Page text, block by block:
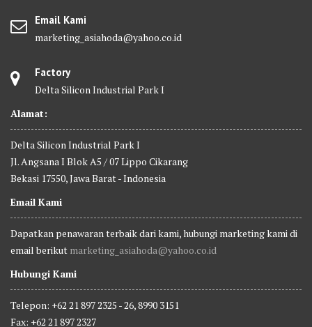
Email Kami
marketing_asiahoda@yahoo.co.id
Factory
Delta Silicon Industrial Park I
Alamat:
Delta Silicon Industrial Park I
Jl. Angsana I Blok A5 / 07 Lippo Cikarang
Bekasi 17550, Jawa Barat - Indonesia
Email Kami
Dapatkan penawaran terbaik dari kami, hubungi marketing kami di
email berikut marketing_asiahoda@yahoo.co.id
Hubungi Kami
Telepon: +62 21 897 2325 - 26, 8990 3151
Fax: +62 21 897 2327